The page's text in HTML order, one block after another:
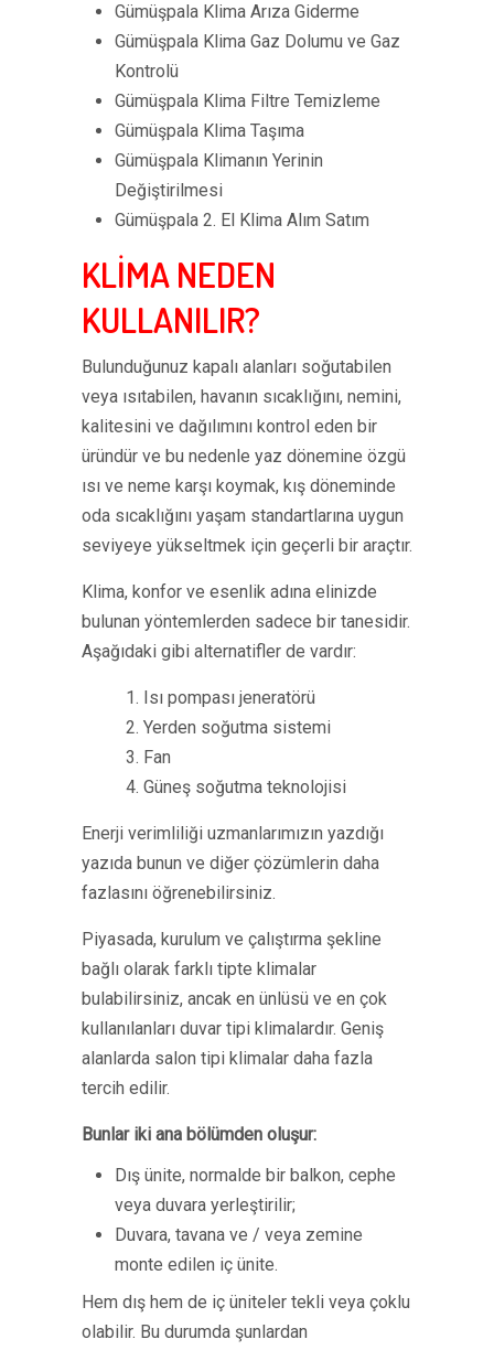
Gümüşpala Klima Arıza Giderme
Gümüşpala Klima Gaz Dolumu ve Gaz
Kontrolü
Gümüşpala Klima Filtre Temizleme
Gümüşpala Klima Taşıma
Gümüşpala Klimanın Yerinin
Değiştirilmesi
Gümüşpala 2. El Klima Alım Satım
KLİMA NEDEN
KULLANILIR?
Bulunduğunuz kapalı alanları soğutabilen
veya ısıtabilen, havanın sıcaklığını, nemini,
kalitesini ve dağılımını kontrol eden bir
üründür ve bu nedenle yaz dönemine özgü
ısı ve neme karşı koymak, kış döneminde
oda sıcaklığını yaşam standartlarına uygun
seviyeye yükseltmek için geçerli bir araçtır.
Klima, konfor ve esenlik adına elinizde
bulunan yöntemlerden sadece bir tanesidir.
Aşağıdaki gibi alternatifler de vardır:
1. Isı pompası jeneratörü
2. Yerden soğutma sistemi
3. Fan
4. Güneş soğutma teknolojisi
Enerji verimliliği uzmanlarımızın yazdığı
yazıda bunun ve diğer çözümlerin daha
fazlasını öğrenebilirsiniz.
Piyasada, kurulum ve çalıştırma şekline
bağlı olarak farklı tipte klimalar
bulabilirsiniz, ancak en ünlüsü ve en çok
kullanılanları duvar tipi klimalardır. Geniş
alanlarda salon tipi klimalar daha fazla
tercih edilir.
Bunlar iki ana bölümden oluşur:
Dış ünite, normalde bir balkon, cephe
veya duvara yerleştirilir;
Duvara, tavana ve / veya zemine
monte edilen iç ünite.
Hem dış hem de iç üniteler tekli veya çoklu
olabilir. Bu durumda şunlardan